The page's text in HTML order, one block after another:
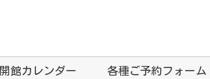
開館カレンダー 各種ご予約フォーム